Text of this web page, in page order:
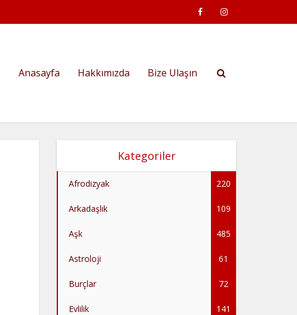
Anasayfa Hakkımızda Bize Ulaşın
Kategoriler
Afrodizyak 220
Arkadaşlık 109
Aşk 485
Astroloji 61
Burçlar 72
Evlilik 141